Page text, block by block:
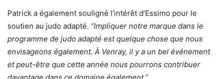
Patrick a également souligné l’intérêt d’Essimo pour le
soutien au judo adapté. “Impliquer notre marque dans le
programme de judo adapté est quelque chose que nous
envisageons également. À Venray, il y a un bel événement
et peut-être que cette année nous pourrons contribuer
davantage dans ce domaine également.”